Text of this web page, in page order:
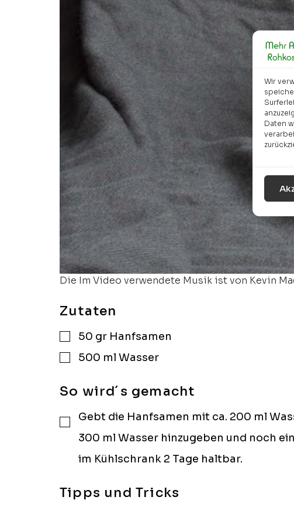
Wir
Daten
Die Im Video verwendete Musik ist von Kevin
Zutaten
▢
50 gr Hanfsamen
▢
500 ml Wasser
So wird´s gemacht
▢
Gebt die Hanfsamen mit ca. 200 ml
300 ml Wasser hinzugeben und noch
im Kühlschrank 2 Tage haltbar.
Tipps und Tricks